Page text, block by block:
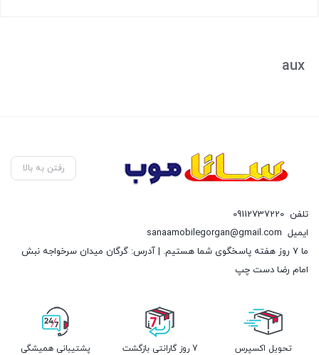
aux
رفتن به بالا
تلفن 09112737220
ایمیل sanaamobilegorgan@gmail.com
ما 7 روز هفته پاسخگوی شما هستیم. | آدرس: گرگان میدان سرخواجه نبش
امام رضا دست چپ
تحویل اکسپرس
7 روز گارانتی بازگشت
پشتیبانی همیشگی